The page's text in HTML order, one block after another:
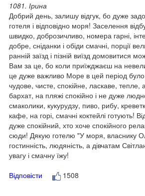
1081. Ірина
Добрий день, залишу відгук, бо дуже
готеля і відповідно моря! Заселення
швидко, доброзичливо, номера гарні,
добре, сніданки і обіди смачні, порції
ранній заїзд і пізній виїзд домовитися
Вам за це, бо коли приїжджаєш на
це дуже важливо Море в цей період
чудове, чисте, спокійне, ласкаве, тепле,
бархат, на пляжі спокійно і не дуже
смаколики, кукурудзу, пиво, рибу,
кафе, на горі, смачні коктейлі готують!
дуже спокійний, хто хоче спокійного
сюди! Дякую готелю "У моря, власнику
гостинність, людяність, а дівчатам
увагу і смачну їжу!
Відповісти
1508